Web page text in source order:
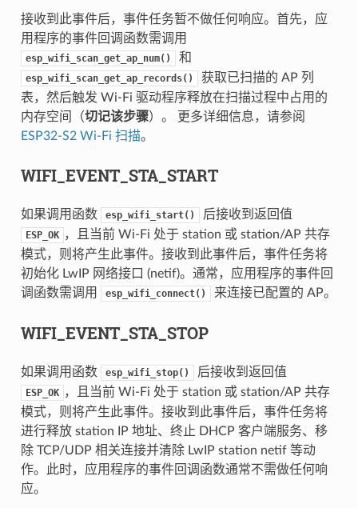
接收到此事件后，事件任务暂不做任何响应。首先，应
用程序的事件回调函数需调用
esp_wifi_scan_get_ap_num() 和
esp_wifi_scan_get_ap_records()
获取已扫描的 AP 列
表，然后触发 Wi-Fi 驱动程序释放在扫描过程中占用的
内存空间（切记该步骤）。 更多详细信息，请参阅
ESP32-S2 Wi-Fi 扫描。
WIFI_EVENT_STA_START
如果调用函数 esp_wifi_start() 后接收到返回值
ESP_OK ，且当前 Wi-Fi 处于 station 或 station/AP 共存
模式，则将产生此事件。接收到此事件后，事件任务将
初始化 LwIP 网络接口 (netif)。通常，应用程序的事件回
调函数需调用
esp_wifi_connect() 来连接已配置的 AP。
WIFI_EVENT_STA_STOP
如果调用函数 esp_wifi_stop() 后接收到返回值
ESP_OK ，且当前 Wi-Fi 处于 station 或 station/AP 共存
模式，则将产生此事件。接收到此事件后，事件任务将
进行释放 station IP 地址、终止 DHCP 客户端服务、移
除 TCP/UDP 相关连接并清除 LwIP station netif 等动
作。此时，应用程序的事件回调函数通常不需做任何响
应。